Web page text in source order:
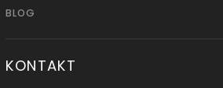
BLOG
KONTAKT